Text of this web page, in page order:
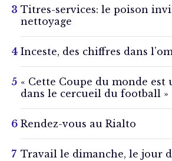
Titres-services: le poison
nettoyage
Inceste, des chiffres dans
« Cette Coupe du monde est
dans le cercueil du football »
Rendez-vous au Rialto
Travail le dimanche, le jour